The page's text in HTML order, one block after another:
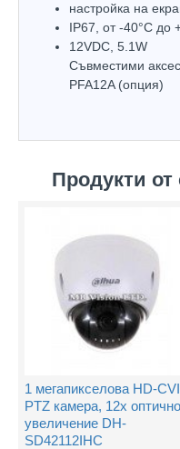
настройка на
IP67, oт -40°С до
12VDC, 5.1W
Съвместими
PFA12A (опция)
Продукти от
1 мегапикселова HD-CVI
PTZ камера, 12х оптично
увеличение DH-
SD42112IHC